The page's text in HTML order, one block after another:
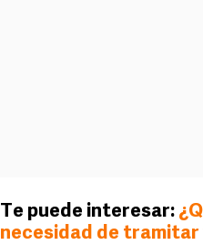
Te puede interesar:
necesidad de tramitar